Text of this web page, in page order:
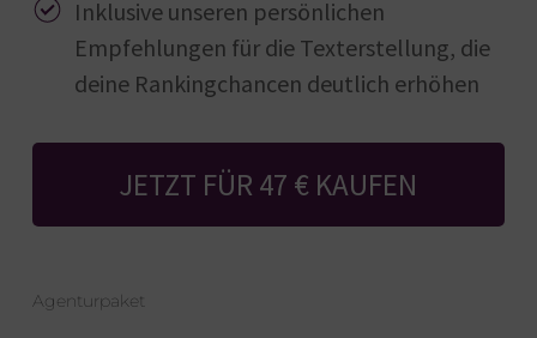
Inklusive unseren persönlichen
Empfehlungen für die Texterstellung, die
deine Rankingchancen deutlich erhöhen
JETZT FÜR 47 € KAUFEN
Agenturpaket